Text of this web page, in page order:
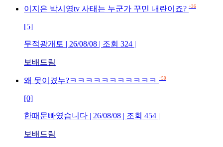
이지은 박시영tv 사태는 누군가 꾸민 내란이죠? +36
[5]
무적광개토 | 26/08/08 | 조회 324 |
보배드림
왜 못이겼누?ㅋㅋㅋㅋㅋㅋㅋㅋㅋㅋㅋ +50
[0]
한때문빠였습니다 | 26/08/08 | 조회 454 |
보배드림